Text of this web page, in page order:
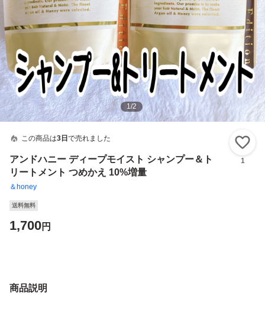
1/2
この商品は3日 で売れました
アンドハニー ディープモイスト シャンプー＆ト
リートメント つめかえ 10%増量
＆honey
1
送料無料
1,700円
商品説明